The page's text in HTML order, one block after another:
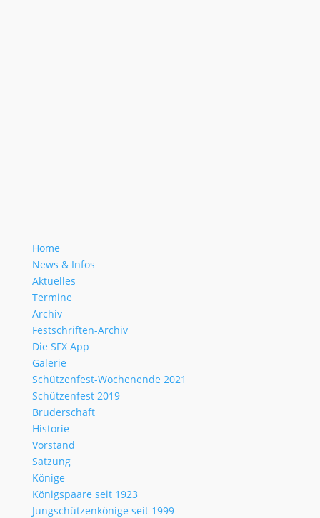
Home
News & Infos
Aktuelles
Termine
Archiv
Festschriften-Archiv
Die SFX App
Galerie
Schützenfest-Wochenende 2021
Schützenfest 2019
Bruderschaft
Historie
Vorstand
Satzung
Könige
Königspaare seit 1923
Jungschützenkönige seit 1999